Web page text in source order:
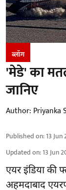
ब्लॉग
'मेडे' का
जानिए
Author: Priyanka
Published on:13
Updated on:13 Jun
एयर इंडिया की
अहमदाबाद